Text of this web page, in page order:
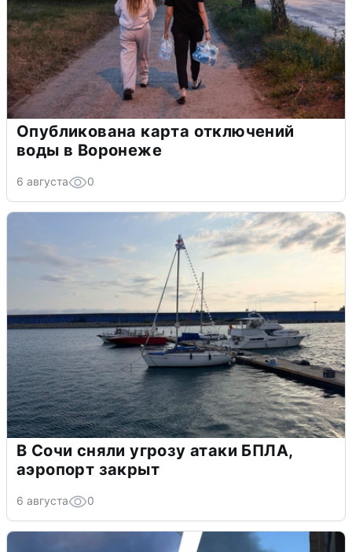
Опубликована карта отключений
воды в Воронеже
6 августа 0
В Сочи сняли угрозу атаки БПЛА,
аэропорт закрыт
6 августа 0